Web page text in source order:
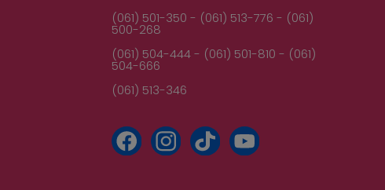
(061) 501-350 - (061) 513-776 - (061)
500-268
(061) 504-444 - (061) 501-810 - (061)
504-666
(061) 513-346